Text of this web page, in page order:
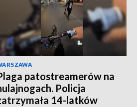
patostreamerów na
Policja
14-latków